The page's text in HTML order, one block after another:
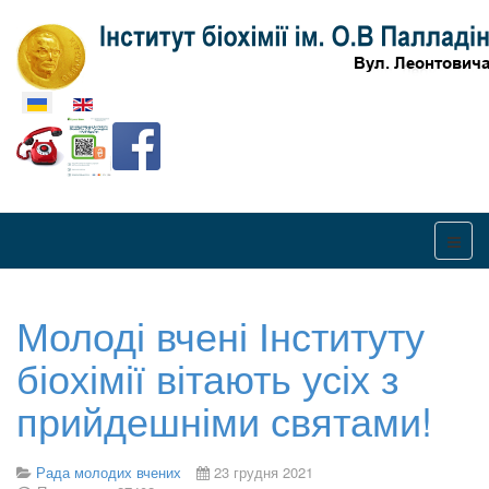
Оберіть свою мову
Молоді вчені Інституту
біохімії вітають усіх з
прийдешніми святами!
Рада молодих вчених
23 грудня 2021